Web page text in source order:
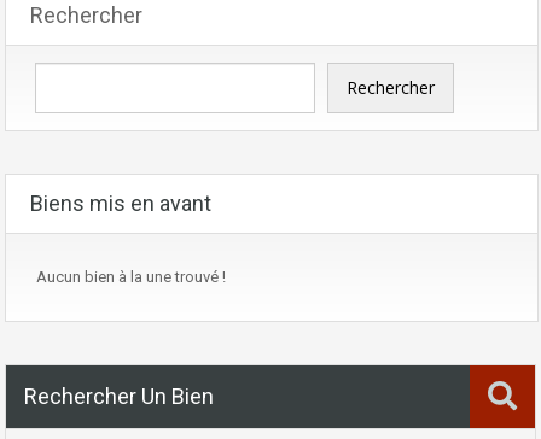
Rechercher
Rechercher
Biens mis en avant
Aucun bien à la une trouvé !
Rechercher Un Bien